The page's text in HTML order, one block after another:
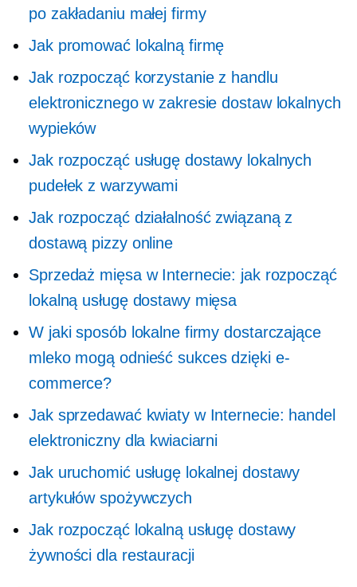
po zakładaniu małej firmy
Jak promować lokalną firmę
Jak rozpocząć korzystanie z handlu
elektronicznego w zakresie dostaw lokalnych
wypieków
Jak rozpocząć usługę dostawy lokalnych
pudełek z warzywami
Jak rozpocząć działalność związaną z
dostawą pizzy online
Sprzedaż mięsa w Internecie: jak rozpocząć
lokalną usługę dostawy mięsa
W jaki sposób lokalne firmy dostarczające
mleko mogą odnieść sukces dzięki e-
commerce?
Jak sprzedawać kwiaty w Internecie: handel
elektroniczny dla kwiaciarni
Jak uruchomić usługę lokalnej dostawy
artykułów spożywczych
Jak rozpocząć lokalną usługę dostawy
żywności dla restauracji